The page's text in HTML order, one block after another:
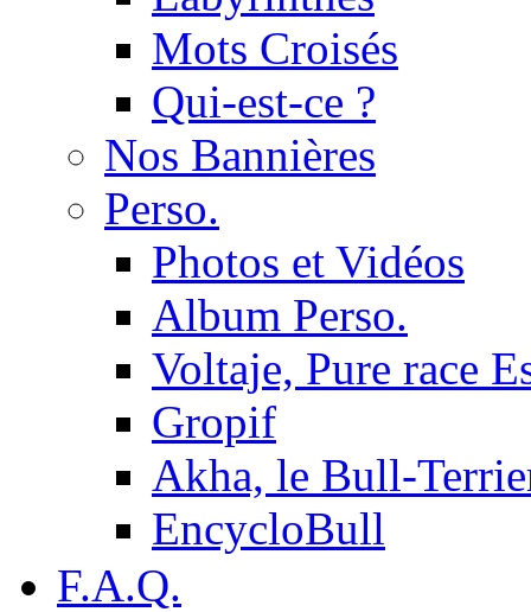
Mots Croisés
Qui-est-ce ?
Nos Bannières
Perso.
Photos et Vidéos
Album Perso.
Voltaje, Pure race
Gropif
Akha, le Bull-
EncycloBull
F.A.Q.